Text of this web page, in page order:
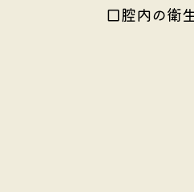
口腔内の衛